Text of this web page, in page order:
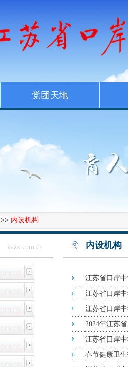
党团天地
>> 内设机构
kazx.com.cn 内设机构
江苏省口岸
江苏省口岸
江苏省口岸
2024年江苏
江苏省口岸
春节健康卫